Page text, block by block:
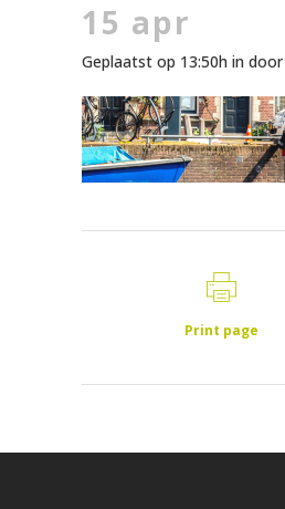
15 apr
Geplaatst op 13:50h in door
Print page